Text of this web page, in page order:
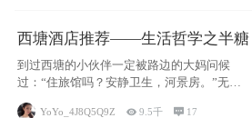
西塘酒店推荐——生活哲学之半糖
到过西塘的小伙伴一定被路边的大妈问候
过：“住旅馆吗？安静卫生，河景房。”无意
YoYo_4J8Q5Q9Z 9.5千  17